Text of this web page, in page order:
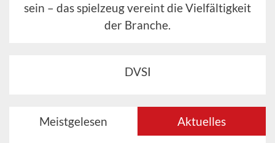
sein – das spielzeug vereint die Vielfältigkeit
der Branche.
DVSI
Meistgelesen Aktuelles